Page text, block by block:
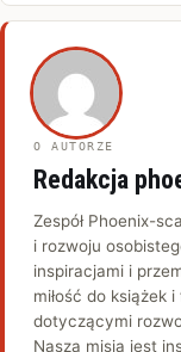
O AUTORZE
Redakcja
Zespół Phoenix-
i rozwoju
inspiracjami i
miłość do książek
dotyczącymi
Naszą misją jest